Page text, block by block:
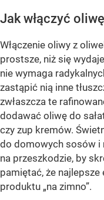
Jak włączyć
Włączenie oliwy z
prostsze, niż się
nie wymaga
zastąpić nią inne
zwłaszcza te
dodawać oliwę do
czy zup kremów.
do domowych sosów i
na przeszkodzie, by
pamiętać, że
produktu „na zimno”.